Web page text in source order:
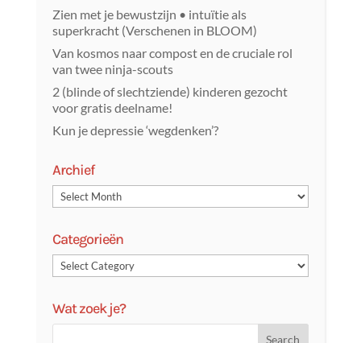
Zien met je bewustzijn • intuïtie als
superkracht (Verschenen in BLOOM)
Van kosmos naar compost en de cruciale rol
van twee ninja-scouts
2 (blinde of slechtziende) kinderen gezocht
voor gratis deelname!
Kun je depressie ‘wegdenken’?
Archief
Categorieën
Wat zoek je?